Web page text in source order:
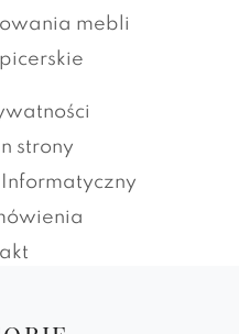
mebli
strony
Informatyczny